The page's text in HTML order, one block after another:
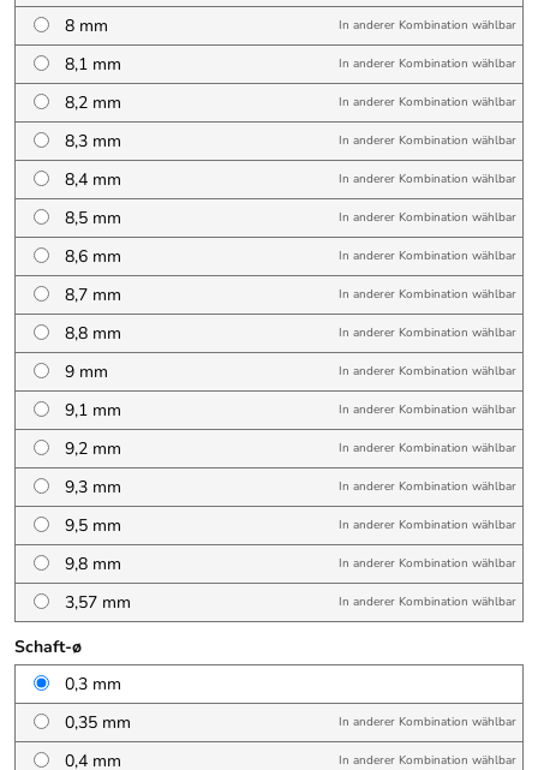
8 mm In anderer Kombination wählbar
8,1 mm In anderer Kombination wählbar
8,2 mm In anderer Kombination wählbar
8,3 mm In anderer Kombination wählbar
8,4 mm In anderer Kombination wählbar
8,5 mm In anderer Kombination wählbar
8,6 mm In anderer Kombination wählbar
8,7 mm In anderer Kombination wählbar
8,8 mm In anderer Kombination wählbar
9 mm In anderer Kombination wählbar
9,1 mm In anderer Kombination wählbar
9,2 mm In anderer Kombination wählbar
9,3 mm In anderer Kombination wählbar
9,5 mm In anderer Kombination wählbar
9,8 mm In anderer Kombination wählbar
3,57 mm In anderer Kombination wählbar
Schaft-ø
0,3 mm
0,35 mm
In anderer Kombination wählbar
0,4 mm In anderer Kombination wählbar